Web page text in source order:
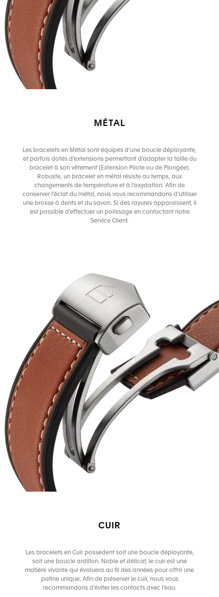
MÉTAL
Les bracelets en Métal sont équipés d’une boucle déployante,
et parfois dotés d’extensions permettant d’adapter la taille du
bracelet à son vêtement (Extension Pilote ou de Plongée).
Robuste, un bracelet en métal résiste au temps, aux
changements de température et à l’oxydation. Afin de
conserver l’éclat du métal, nous vous recommandons d’utiliser
une brosse à dents et du savon. Si des rayures apparaissent, il
est possible d’effectuer un polissage en contactant notre
Service Client.
CUIR
Les bracelets en Cuir possèdent soit une boucle déployante,
soit une boucle ardillon. Noble et délicat, le cuir est une
matière vivante qui évoluera au fil des années pour offrir une
patine unique. Afin de préserver le cuir, nous vous
recommandons d’éviter les contacts avec l’eau.